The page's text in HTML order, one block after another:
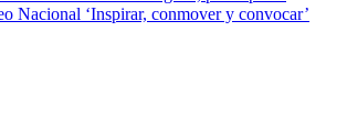
Nacional ‘Inspirar, conmover y convocar’